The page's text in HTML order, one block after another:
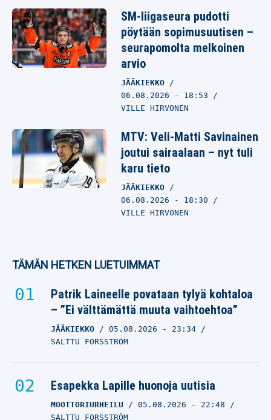
SM-liigaseura pudotti
pöytään sopimusuutisen –
seurapomolta melkoinen
arvio
JÄÄKIEKKO
06.08.2026 - 18:53
VILLE HIRVONEN
MTV: Veli-Matti Savinainen
joutui sairaalaan – nyt tuli
karu tieto
JÄÄKIEKKO
06.08.2026 - 18:30
VILLE HIRVONEN
TÄMÄN HETKEN LUETUIMMAT
Patrik Laineelle povataan tylyä kohtaloa
– ”Ei välttämättä muuta vaihtoehtoa”
JÄÄKIEKKO 05.08.2026 - 23:34
SALTTU FORSSTRÖM
Esapekka Lapille huonoja uutisia
MOOTTORIURHEILU 05.08.2026 - 22:48
SALTTU FORSSTRÖM